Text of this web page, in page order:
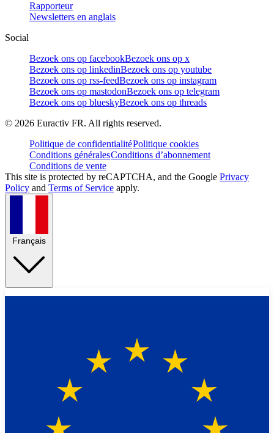
Rapporteur
Newsletters en anglais
Social
Bezoek ons op facebookBezoek ons op x
Bezoek ons op linkedinBezoek ons op youtube
Bezoek ons op rss-feedBezoek ons op instagram
Bezoek ons op mastodonBezoek ons op telegram
Bezoek ons op blueskyBezoek ons op threads
© 2026 Euractiv FR. All rights reserved.
Politique de confidentialitéPolitique cookies
Conditions généralesConditions d’abonnement
Conditions de vente
This site is protected by reCAPTCHA, and the Google Privacy
Policy and Terms of Service apply.
Français